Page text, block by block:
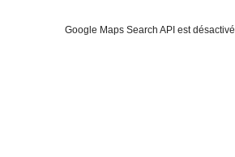
Google Maps Search API est désactivé.